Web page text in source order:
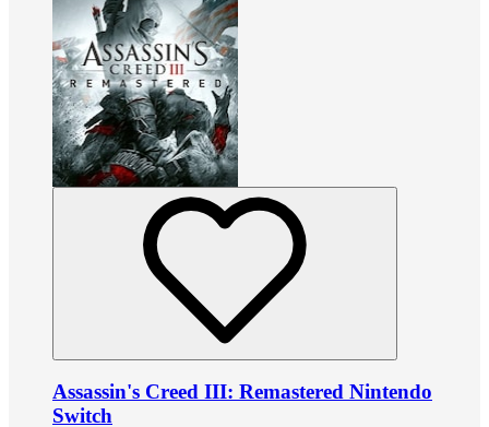
Assassin's Creed III: Remastered Nintendo
Switch